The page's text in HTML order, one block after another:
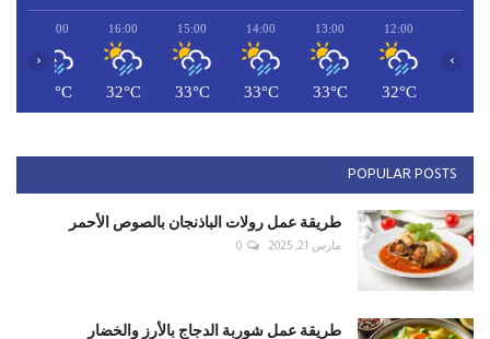
12:00
32°C
13:00
33°C
14:00
33°C
15:00
33°C
16:00
32°C
17:00
32°C
‹ ›
POPULAR POSTS
طريقة عمل رولات الباذنجان بالصوص الأحمر
مارس 21, 2025 0
طريقة عمل شوربة الدجاج بالأرز والخضار